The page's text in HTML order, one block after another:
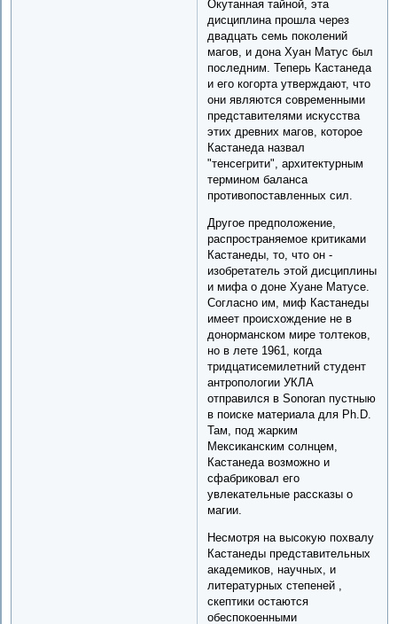
Окутанная тайной, эта
дисциплина прошла через
двадцать семь поколений
магов, и дона Хуан Матус был
последним. Теперь Кастанеда
и его когорта утверждают, что
они являются современными
представителями искусства
этих древних магов, которое
Кастанеда назвал
"тенсегрити", архитектурным
термином баланса
противопоставленных сил.
Другое предположение,
распространяемое критиками
Кастанеды, то, что он -
изобретатель этой дисциплины
и мифа о доне Хуане Матусе.
Согласно им, миф Кастанеды
имеет происхождение не в
донорманском мире толтеков,
но в лете 1961, когда
тридцатисемилетний студент
антропологии УКЛА
отправился в Sonoran пустныю
в поиске материала для Ph.D.
Там, под жарким
Мексиканским солнцем,
Кастанеда возможно и
сфабриковал его
увлекательные рассказы о
магии.
Несмотря на высокую похвалу
Кастанеды представительных
академиков, научных, и
литературных степеней ,
скептики остаются
обеспокоенными